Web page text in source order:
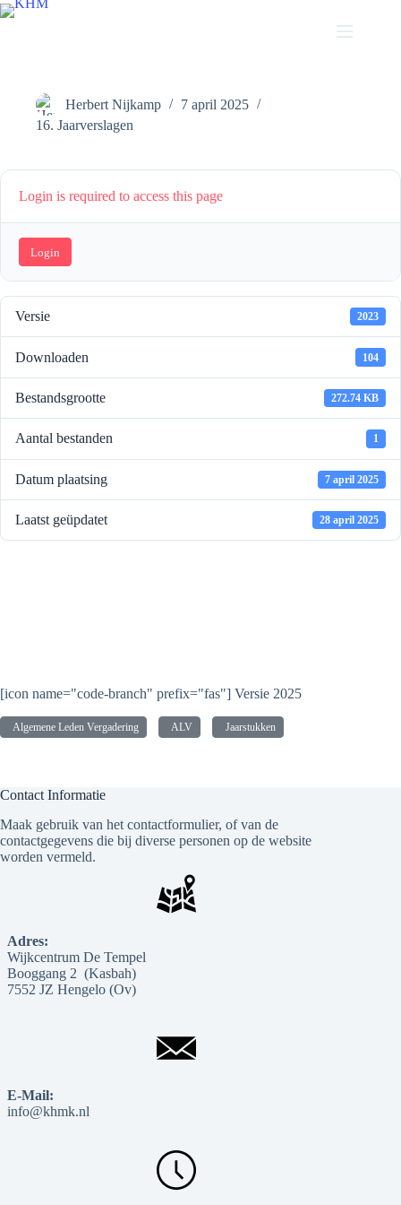
Ga
naar
Herbert Nijkamp
7 april 2025
16. Jaarverslagen
Login is required to access this page
Login
Versie 2023
Downloaden 104
Bestandsgrootte 272.74 KB
Aantal bestanden 1
Datum plaatsing 7 april 2025
Laatst geüpdatet 28 april 2025
[icon name="code-branch" prefix="fas"] Versie 2025
Algemene Leden Vergadering ALV Jaarstukken
Contact Informatie
Maak gebruik van het contactformulier, of van de
contactgegevens die bij diverse personen op de website
worden vermeld.
Adres:
Wijkcentrum De Tempel
Booggang 2 (Kasbah)
7552 JZ Hengelo (Ov)
E-Mail:
info@khmk.nl